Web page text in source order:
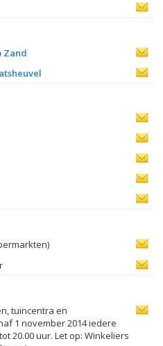
Zand
tuincentra en
1 november 2014 iedere
20.00 uur. Let op: Winkeliers